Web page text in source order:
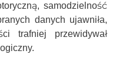
samodzielność
danych ujawniła,
trafniej przewidywał